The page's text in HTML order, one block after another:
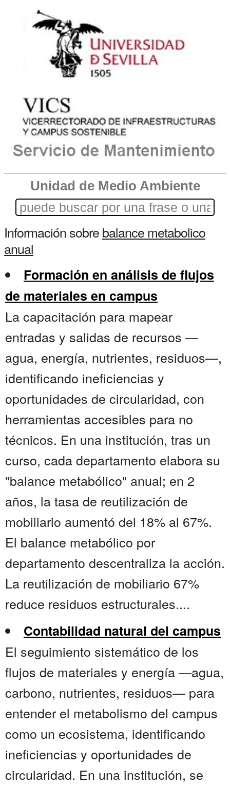
Unidad de Medio Ambiente
Información sobrebalance metabolico
anual
Formación en análisis de flujos
de materiales en campus
La capacitación para mapear
entradas y salidas de recursos —
agua, energía, nutrientes, residuos—,
identificando ineficiencias y
oportunidades de circularidad, con
herramientas accesibles para no
técnicos. En una institución, tras un
curso, cada departamento elabora su
"balance metabólico" anual; en 2
años, la tasa de reutilización de
mobiliario aumentó del 18% al 67%.
El balance metabólico por
departamento descentraliza la acción.
La reutilización de mobiliario 67%
reduce residuos estructurales....
Contabilidad natural del campus
El seguimiento sistemático de los
flujos de materiales y energía —agua,
carbono, nutrientes, residuos— para
entender el metabolismo del campus
como un ecosistema, identificando
ineficiencias y oportunidades de
circularidad. En una institución, se